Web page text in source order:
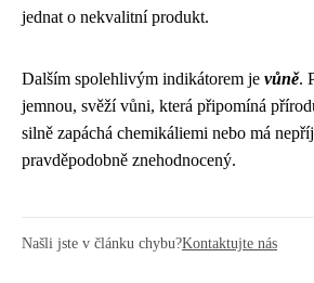
jednat o nekvalitní produkt.
Dalším spolehlivým indikátorem je vůně.
jemnou, svěží vůni, která připomíná
silně zapáchá chemikáliemi nebo má
pravděpodobně znehodnocený.
Našli jste v článku chybu?Kontaktujte nás